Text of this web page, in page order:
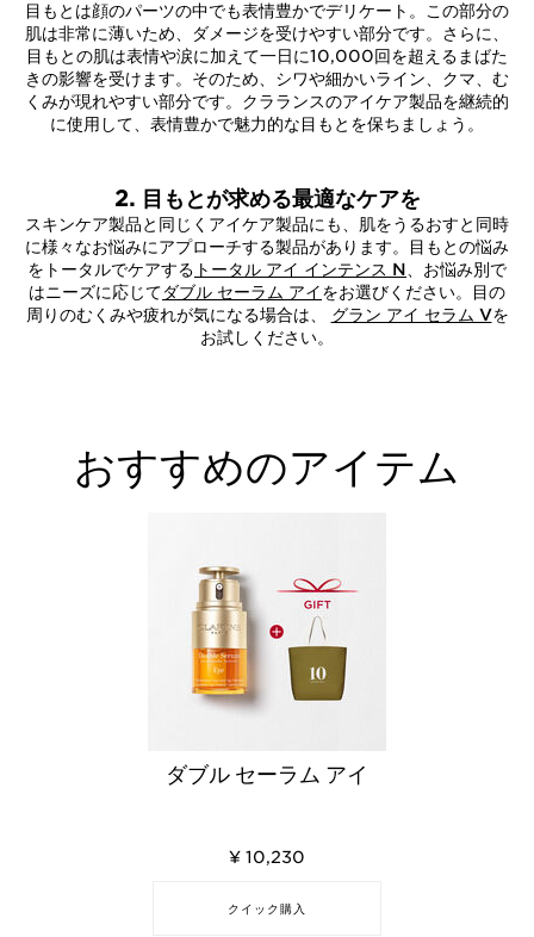
目もとは顔のパーツの中でも表情豊かでデリケート。この部分の
肌は非常に薄いため、ダメージを受けやすい部分です。さらに、
目もとの肌は表情や涙に加えて一日に10,000回を超えるまばた
きの影響を受けます。そのため、シワや細かいライン、クマ、む
くみが現れやすい部分です。クラランスのアイケア製品を継続的
に使用して、表情豊かで魅力的な目もとを保ちましょう。
2. 目もとが求める最適なケアを
スキンケア製品と同じくアイケア製品にも、肌をうるおすと同時
に様々なお悩みにアプローチする製品があります。目もとの悩み
をトータルでケアする トータル アイ インテンス N 、お悩み別で
はニーズに応じてダブル セーラム アイをお選びください。目の
周りのむくみや疲れが気になる場合は、 グラン アイ セラム Vを
お試しください。
おすすめのアイテム
ダブル セーラム アイ
¥ 10,230
クイック購入